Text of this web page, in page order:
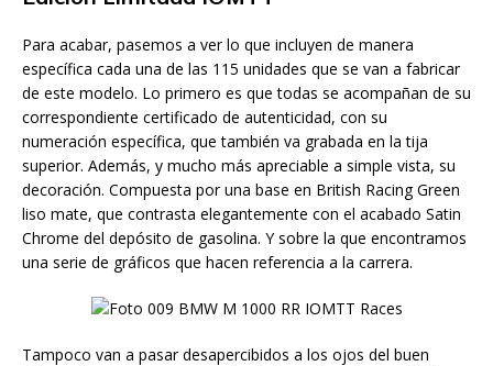
Para acabar, pasemos a ver lo que incluyen de manera
específica cada una de las 115 unidades que se van a fabricar
de este modelo. Lo primero es que todas se acompañan de su
correspondiente certificado de autenticidad, con su
numeración específica, que también va grabada en la tija
superior. Además, y mucho más apreciable a simple vista, su
decoración. Compuesta por una base en British Racing Green
liso mate, que contrasta elegantemente con el acabado Satin
Chrome del depósito de gasolina. Y sobre la que encontramos
una serie de gráficos que hacen referencia a la carrera.
Tampoco van a pasar desapercibidos a los ojos del buen